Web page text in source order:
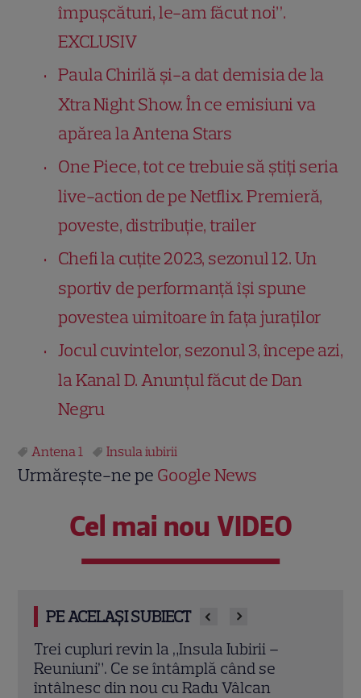
împușcături, le-am făcut noi”.
EXCLUSIV
Paula Chirilă și-a dat demisia de la
Xtra Night Show. În ce emisiuni va
apărea la Antena Stars
One Piece, tot ce trebuie să știți seria
live-action de pe Netflix. Premieră,
poveste, distribuție, trailer
Chefi la cuțite 2023, sezonul 12. Un
sportiv de performanță își spune
povestea uimitoare în fața juraților
Jocul cuvintelor, sezonul 3, începe azi,
la Kanal D. Anunțul făcut de Dan
Negru
Antena 1 Insula iubirii
Urmărește-ne pe Google News
Cel mai nou VIDEO
PE ACELAȘI SUBIECT
Cheloo, declarație neașteptată înainte
de Asia Express: „Cred că e singura
chestie la care m-am gândit”